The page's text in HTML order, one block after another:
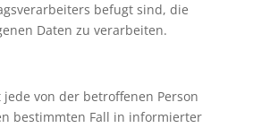
befugt sind, die
Daten zu verarbeiten.
von der betroffenen Person
bestimmten Fall in informierter